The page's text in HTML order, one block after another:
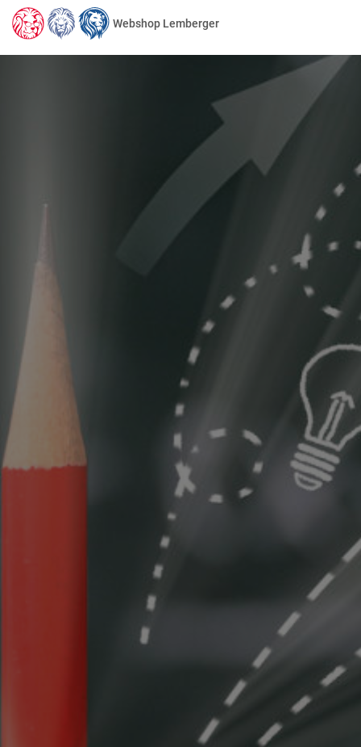
Webshop Lemberger